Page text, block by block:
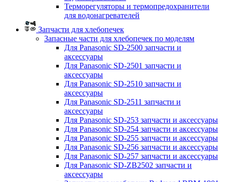
Терморегуляторы и термопредохранители
для водонагревателей
Запчасти для хлебопечек
Запасные части для хлебопечек по моделям
Для Panasonic SD-2500 запчасти и
аксессуары
Для Panasonic SD-2501 запчасти и
аксессуары
Для Panasonic SD-2510 запчасти и
аксессуары
Для Panasonic SD-2511 запчасти и
аксессуары
Для Panasonic SD-253 запчасти и аксессуары
Для Panasonic SD-254 запчасти и аксессуары
Для Panasonic SD-255 запчасти и аксессуары
Для Panasonic SD-256 запчасти и аксессуары
Для Panasonic SD-257 запчасти и аксессуары
Для Panasonic SD-ZB2502 запчасти и
аксессуары